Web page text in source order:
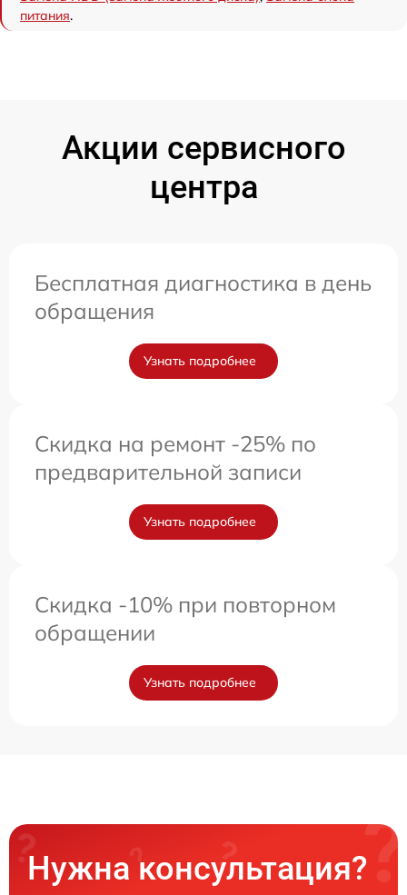
питания.
Акции сервисного
центра
Бесплатная диагностика в день
обращения
Узнать подробнее
Скидка на ремонт -25% по
предварительной записи
Узнать подробнее
Скидка -10% при повторном
обращении
Узнать подробнее
Нужна консультация?